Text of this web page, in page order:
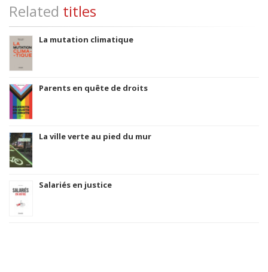
Related titles
La mutation climatique
Parents en quête de droits
La ville verte au pied du mur
Salariés en justice